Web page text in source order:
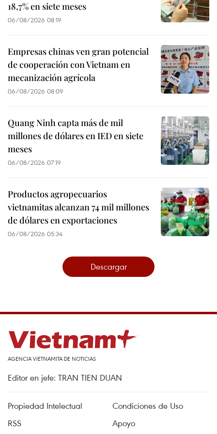
18,7% en siete meses
06/08/2026 08:19
Empresas chinas ven gran potencial
de cooperación con Vietnam en
mecanización agrícola
06/08/2026 08:09
Quang Ninh capta más de mil
millones de dólares en IED en siete
meses
06/08/2026 07:19
Productos agropecuarios
vietnamitas alcanzan 74 mil millones
de dólares en exportaciones
06/08/2026 05:34
Descargar
AGENCIA VIETNAMITA DE NOTICIAS
Editor en jefe: TRAN TIEN DUAN
Propiedad Intelectual
Condiciones de Uso
RSS
Apoyo